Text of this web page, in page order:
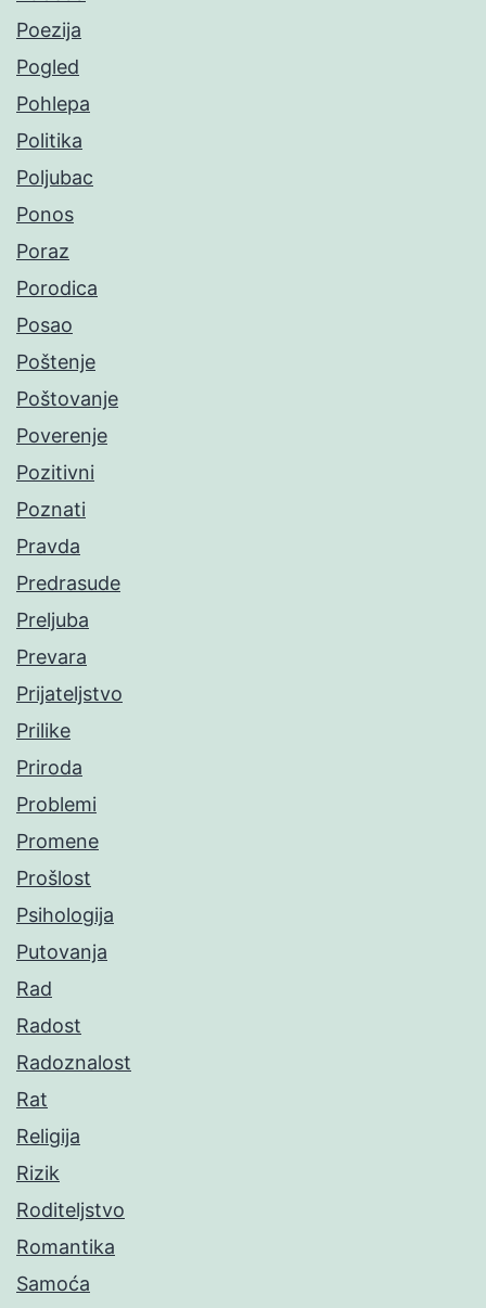
Poezija
Pogled
Pohlepa
Politika
Poljubac
Ponos
Poraz
Porodica
Posao
Poštenje
Poštovanje
Poverenje
Pozitivni
Poznati
Pravda
Predrasude
Preljuba
Prevara
Prijateljstvo
Prilike
Priroda
Problemi
Promene
Prošlost
Psihologija
Putovanja
Rad
Radost
Radoznalost
Rat
Religija
Rizik
Roditeljstvo
Romantika
Samoća